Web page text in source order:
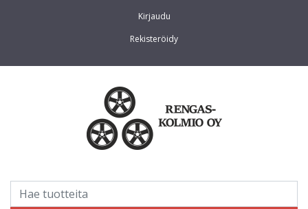
Kirjaudu
Rekisteröidy